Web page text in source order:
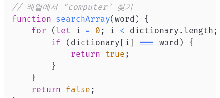
// 배열에서 "computer" 찾기
function searchArray(word )
{
for
( let i = 0 ; i < dictionary . length ;
if
( dictionary [ i] === word )
{
return true ;
}
}
return false ;